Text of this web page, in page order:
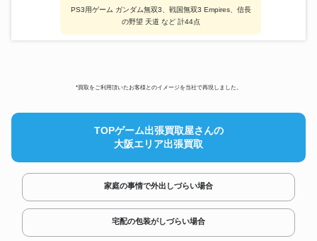
PS3用ゲーム ガンダム無双3、戦国無双3 Empires、信長
の野望 天道 など 計44点
*買取をご利用頂いたお客様とのイメージを当社で再現しました。
TOPゲーム出張買取屋さんの
大阪エリア出張買取
家庭の事情で外出しづらい場合
宅配の包装がしづらい場合